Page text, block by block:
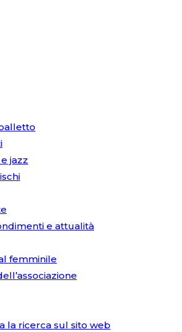
jazz
e attualità
femminile
la ricerca sul sito web